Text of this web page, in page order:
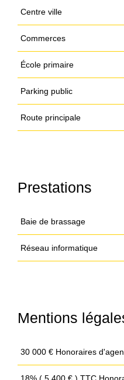
Centre ville
Commerces
École primaire
Parking public
Route principale
Prestations
Baie de brassage
Réseau informatique
Mentions
30 000 € Honoraires